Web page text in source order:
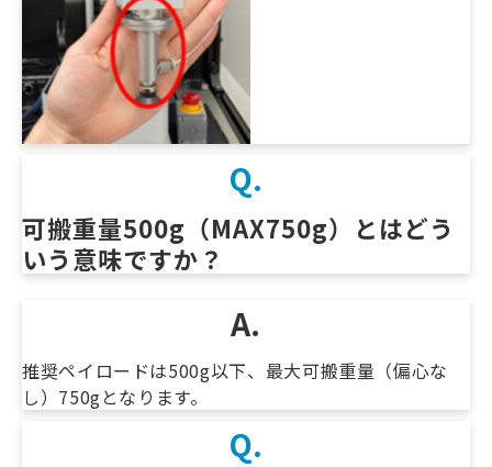
Q.
可搬重量500g（MAX750g）とはどう
いう意味ですか？
A.
推奨ペイロードは500g以下、最大可搬重量（偏心な
し）750gとなります。
Q.